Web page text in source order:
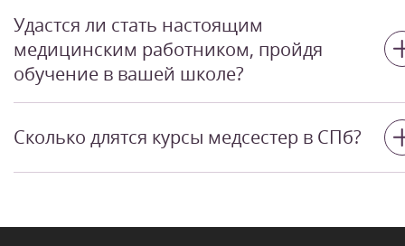
На изучение дисциплины отводится несколько
академических часов.
Удастся ли стать настоящим
медицинским работником, пройдя
обучение в вашей школе?
Многие выпускники академии красоты «Эколь»
реализовали себя в данном направлении.
нашли свое призвание в бьюти-индустрии.
Сколько длятся курсы медсестер в СПб?